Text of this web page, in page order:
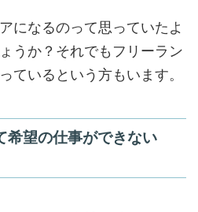
になるのって思っていたよ
うか？それでもフリーラン
ているという方もいます。
希望の仕事ができない